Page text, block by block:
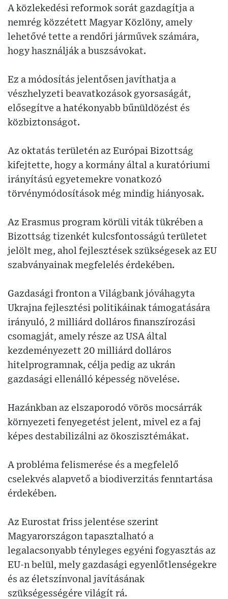
A közlekedési reformok sorát gazdagítja a
nemrég közzétett Magyar Közlöny, amely
lehetővé tette a rendőri járművek számára,
hogy használják a buszsávokat.
Ez a módosítás jelentősen javíthatja a
vészhelyzeti beavatkozások gyorsaságát,
elősegítve a hatékonyabb bűnüldözést és
közbiztonságot.
Az oktatás területén az Európai Bizottság
kifejtette, hogy a kormány által a kuratóriumi
irányítású egyetemekre vonatkozó
törvénymódosítások még mindig hiányosak.
Az Erasmus program körüli viták tükrében a
Bizottság tizenkét kulcsfontosságú területet
jelölt meg, ahol fejlesztések szükségesek az EU
szabványainak megfelelés érdekében.
Gazdasági fronton a Világbank jóváhagyta
Ukrajna fejlesztési politikáinak támogatására
irányuló, 2 milliárd dolláros finanszírozási
csomagját, amely része az USA által
kezdeményezett 20 milliárd dolláros
hitelprogramnak, célja pedig az ukrán
gazdasági ellenálló képesség növelése.
Hazánkban az elszaporodó vörös mocsárrák
környezeti fenyegetést jelent, mivel ez a faj
képes destabilizálni az ökoszisztémákat.
A probléma felismerése és a megfelelő
cselekvés alapvető a biodiverzitás fenntartása
érdekében.
Az Eurostat friss jelentése szerint
Magyarországon tapasztalható a
legalacsonyabb tényleges egyéni fogyasztás az
EU-n belül, mely gazdasági egyenlőtlenségekre
és az életszínvonal javításának
szükségességére világít rá.